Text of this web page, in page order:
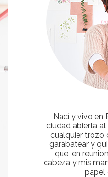
Nací y vivo en
ciudad abierta al
cualquier trozo
garabatear y
que, en
cabeza y mis
papel